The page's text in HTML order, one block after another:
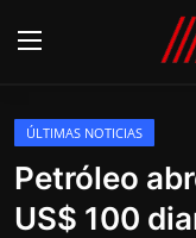
AO VIVO
PIRACICABA
ÚLTIMAS NOTICIAS
Petróleo
US$ 100